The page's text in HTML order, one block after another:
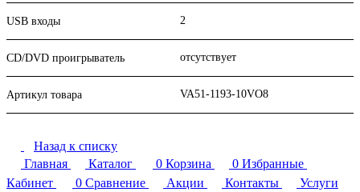
USB входы 2
CD/DVD проигрыватель отсутствует
Артикул товара VA51-1193-10VO8
Назад к списку
Главная
Каталог 0 Корзина 0 Избранные
Кабинет
0 Сравнение Акции Контакты
Услуги